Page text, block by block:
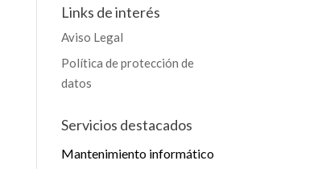
Links de interés
Aviso Legal
Política de protección de
datos
Servicios destacados
Mantenimiento informático